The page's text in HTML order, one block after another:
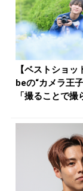
【ベストショ
beの“カメラ王
「撮ることで撮